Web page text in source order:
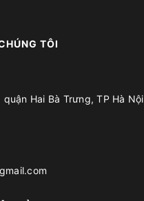
TÔI
quận Hai Bà Trưng, TP Hà Nội